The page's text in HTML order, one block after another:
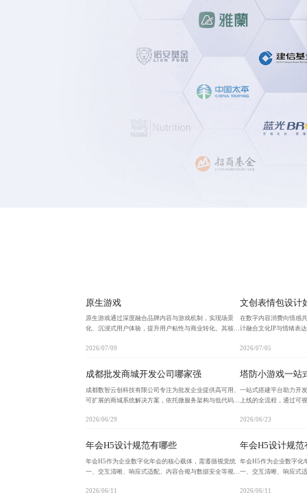
原生游戏
原生游戏通过深度融合品牌内容与游戏机制，实现场景
化、沉浸式用户体验，提升用户粘性与商业转化。其核心
美妆、饮品等领域实现规模化落地，推动品牌从单向宣传
2026/07/09
文创表情包设计
在数字内容消费向情感
计融合文化IP与情绪表
电商导流等模式，构建
2026/07/05
成都批发商城开发公司哪家强
成都数智云创科技有限公司专注为批发企业提供高可用、
可扩展的商城系统解决方案，依托微服务架构与低代码平
动化对账，已助力120+企业完成数字化转型，显
2026/06/29
塔防小游戏一站
一站式搭建平台助力开
上线的全流程，通过可
迅速落地。
2026/06/23
年会H5设计规范有哪些
年会H5作为企业数字化年会的核心载体，需遵循视觉统
一、交互清晰、响应式适配、内容合规与数据安全等规
程与可复用资产建设，实现高效落地与长期价值积累。
2026/06/11
年会H5设计规范
年会H5作为企业数字化
一、交互清晰、响应式
程与可复用资产建设，
2026/06/11